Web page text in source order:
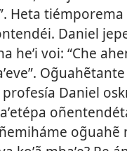
Heta tiémporema
Daniel
heʼi voi: “Che
Daniel